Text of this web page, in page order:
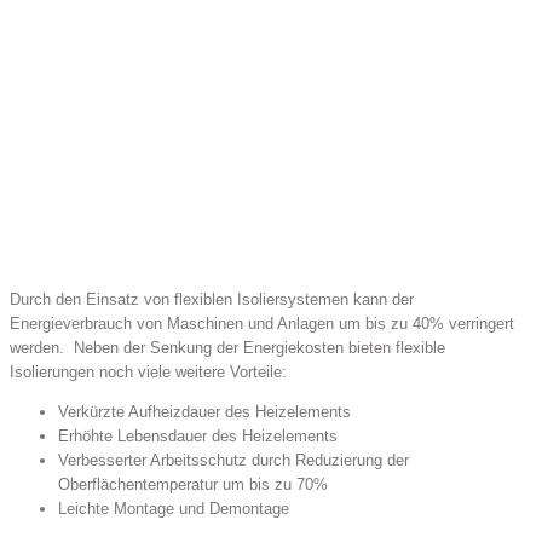
Durch den Einsatz von flexiblen Isoliersystemen kann der
Energieverbrauch von Maschinen und Anlagen um bis zu 40% verringert
werden. Neben der Senkung der Energiekosten bieten flexible
Isolierungen noch viele weitere Vorteile:
Verkürzte Aufheizdauer des Heizelements
Erhöhte Lebensdauer des Heizelements
Verbesserter Arbeitsschutz durch Reduzierung der
Oberflächentemperatur um bis zu 70%
Leichte Montage und Demontage